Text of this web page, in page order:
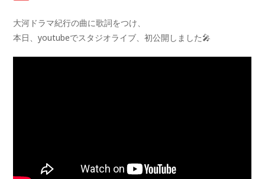
大河ドラマ紀行の曲に歌詞をつけ、
本日、youtubeでスタジオライブ、初公開しました🎤